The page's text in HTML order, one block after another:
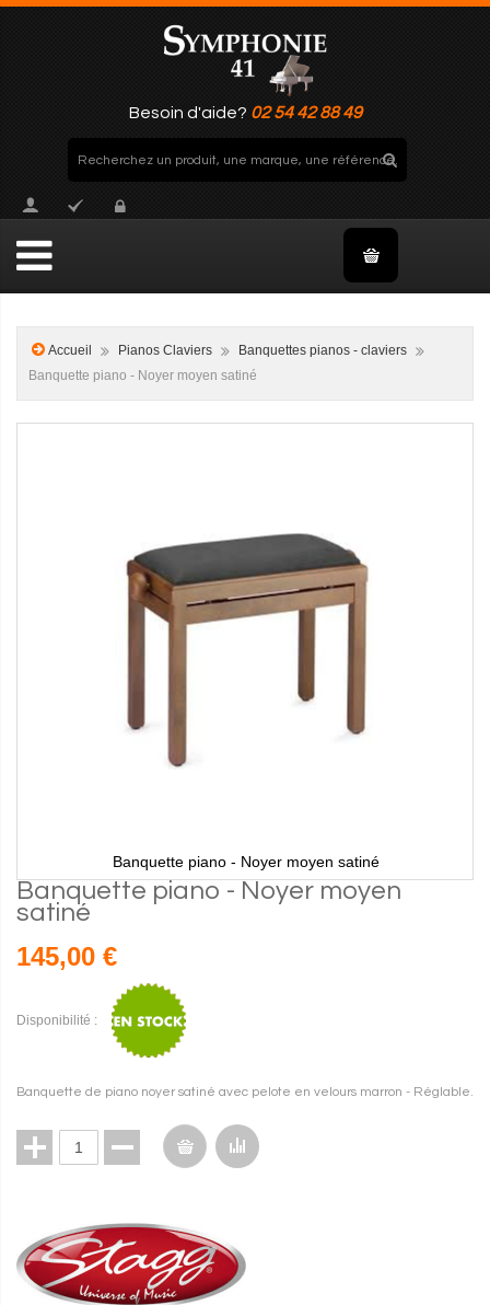
Besoin d'aide? 02 54 42 88 49
Accueil Pianos Claviers
Banquettes pianos - claviers
Banquette piano - Noyer moyen satiné
Banquette piano - Noyer moyen satiné
Banquette piano - Noyer moyen
satiné
145,00 €
Disponibilité :
Banquette de piano noyer satiné avec pelote en velours marron - Réglable.